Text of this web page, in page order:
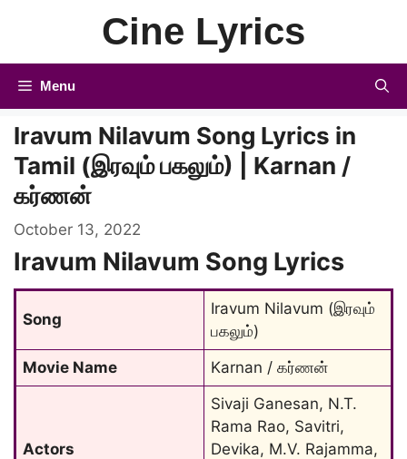
Cine Lyrics
Menu
Iravum Nilavum Song Lyrics in
Tamil (இரவும் பகலும்) | Karnan /
கர்ணன்
October 13, 2022
Iravum Nilavum Song Lyrics
Song
Iravum Nilavum (இரவும்
பகலும்)
Movie Name
Karnan / கர்ணன்
Actors
Sivaji Ganesan, N.T.
Rama Rao, Savitri,
Devika, M.V. Rajamma,